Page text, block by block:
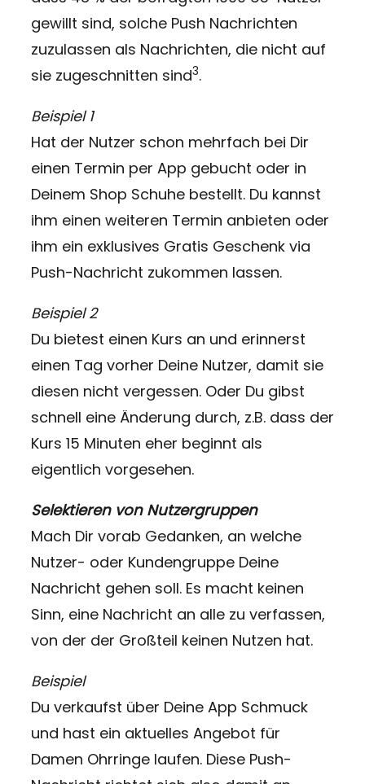
gewillt sind, solche Push Nachrichten
zuzulassen als Nachrichten, die nicht auf
sie zugeschnitten sind3.
Beispiel 1
Hat der Nutzer schon mehrfach bei Dir
einen Termin per App gebucht oder in
Deinem Shop Schuhe bestellt. Du kannst
ihm einen weiteren Termin anbieten oder
ihm ein exklusives Gratis Geschenk via
Push-Nachricht zukommen lassen.
Beispiel 2
Du bietest einen Kurs an und erinnerst
einen Tag vorher Deine Nutzer, damit sie
diesen nicht vergessen. Oder Du gibst
schnell eine Änderung durch, z.B. dass der
Kurs 15 Minuten eher beginnt als
eigentlich vorgesehen.
Selektieren von Nutzergruppen
Mach Dir vorab Gedanken, an welche
Nutzer- oder Kundengruppe Deine
Nachricht gehen soll. Es macht keinen
Sinn, eine Nachricht an alle zu verfassen,
von der der Großteil keinen Nutzen hat.
Beispiel
Du verkaufst über Deine App Schmuck
und hast ein aktuelles Angebot für
Damen Ohrringe laufen. Diese Push-